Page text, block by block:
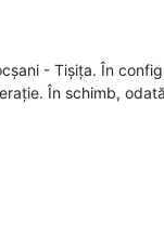
- Tișița. În
În schimb,